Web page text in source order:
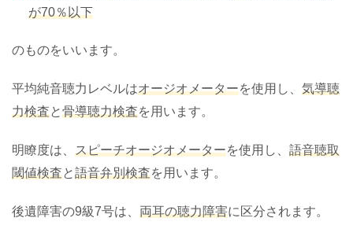
が70％以下
のものをいいます。
平均純音聴力レベルはオージオメーターを使用し、 気導聴
力検査と骨導聴力検査を用います。
明瞭度は、 スピーチオージオメーターを使用し、 語音聴取
閾値検査と語音弁別検査を用います。
後遺障害の9級7号は、 両耳の聴力障害に区分されます。